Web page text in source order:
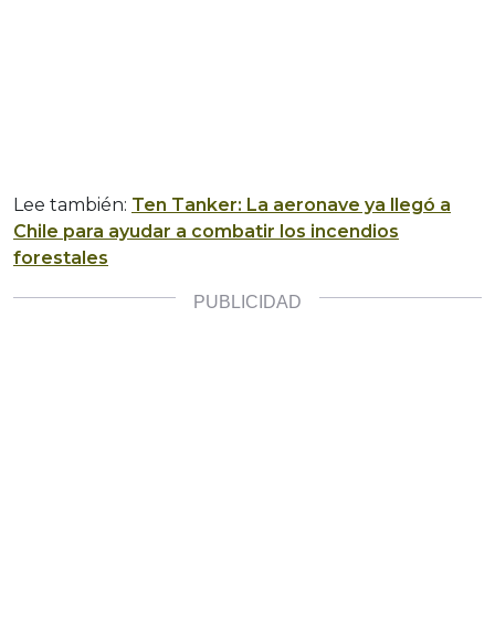
Lee también: Ten Tanker: La aeronave ya llegó a
Chile para ayudar a combatir los incendios
forestales